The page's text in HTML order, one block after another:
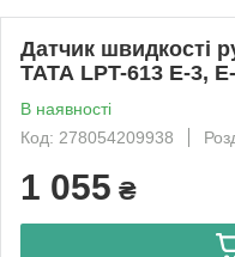
Датчик швидкості
ТАТА LPT-613 E-3,
В наявності
Код: 278054209938
1 055 ₴